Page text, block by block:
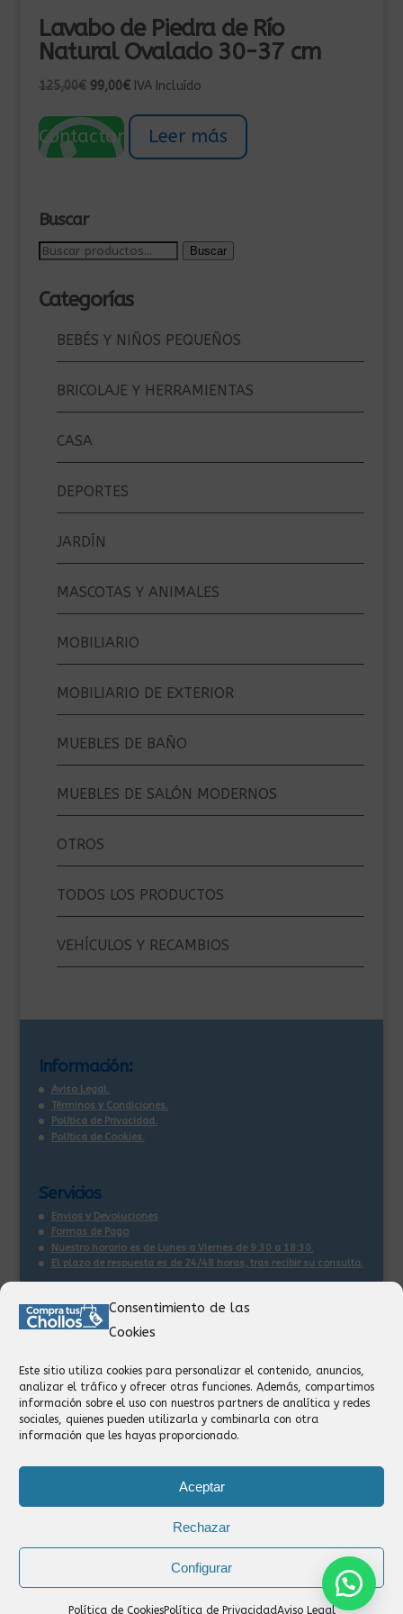
Consentimiento de las
Cookies
Este sitio utiliza cookies para personalizar el contenido, anuncios,
analizar el tráfico y ofrecer otras funciones. Además, compartimos
información sobre el uso con nuestros partners de analítica y redes
sociales, quienes pueden utilizarla y combinarla con otra
información que les hayas proporcionado.
Aceptar
Rechazar
Configurar
Política de CookiesPolítica de PrivacidadAviso Legal
Lavabo de Piedra de Río
Natural Ovalado 30-37 cm
125,00€ El
original
era:
99,00€El
actual
IVA Incluído
Contactar Leer más
Buscar
Buscar
Buscar
Categorías
BEBÉS Y NIÑOS PEQUEÑOS
BRICOLAJE Y HERRAMIENTAS
CASA
DEPORTES
JARDÍN
MASCOTAS Y ANIMALES
MOBILIARIO
MOBILIARIO DE EXTERIOR
MUEBLES DE BAÑO
MUEBLES DE SALÓN MODERNOS
OTROS
TODOS LOS PRODUCTOS
VEHÍCULOS Y RECAMBIOS
Información:
Aviso Legal.
Términos y Condiciones.
Política de Privacidad.
Política de Cookies.
Servicios
Envios y Devoluciones
Formas de Pago
Nuestro horario es de Lunes a Viernes de 9:30 a 18:30.
El plazo de respuesta es de 24/48 horas, tras recibir su consulta.
Contacto:
Facturación
Devoluciones
Privacidad
Formas de Pago